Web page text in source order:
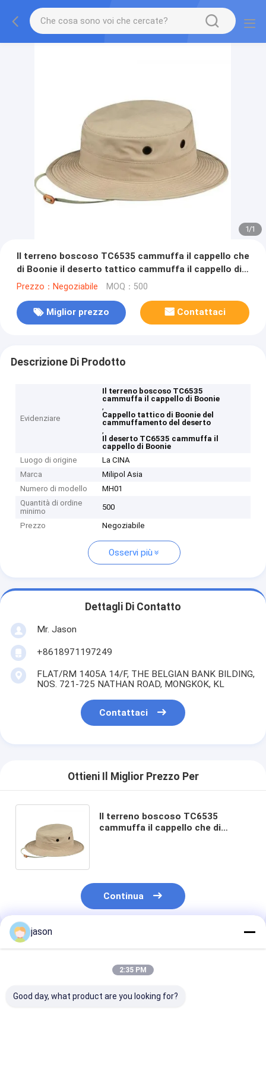
1/1
Il terreno boscoso TC6535 cammuffa il cappello che
di Boonie il deserto tattico cammuffa il cappello di
Boonie
Prezzo：Negoziabile MOQ：500
Miglior prezzo Contattaci
Descrizione Di Prodotto
Evidenziare
Il terreno boscoso TC6535
cammuffa il cappello di Boonie
,
Cappello tattico di Boonie del
cammuffamento del deserto
,
Il deserto TC6535 cammuffa il
cappello di Boonie
Luogo di origine
La CINA
Marca
Milipol Asia
Numero di modello
MH01
Quantità di ordine
minimo
500
Prezzo Negoziabile
Osservi più
Dettagli Di Contatto
Mr. Jason
+8618971197249
FLAT/RM 1405A 14/F, THE BELGIAN BANK BILDING,
NOS. 721-725 NATHAN ROAD, MONGKOK, KL
Contattaci
Ottieni Il Miglior Prezzo Per
Il terreno boscoso TC6535
cammuffa il cappello che di
Continua
Prodotti Raccomandati
jason
2:35 PM
Good day, what product are you looking for?